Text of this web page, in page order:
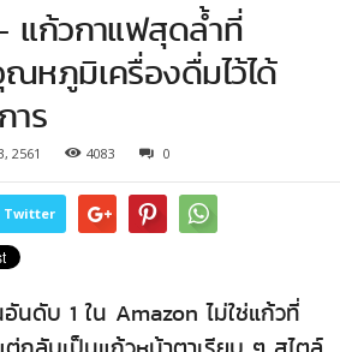
แก้วกาแฟสุดล้ำที่
หภูมิเครื่องดื่มไว้ได้
ร
2561 4083 0
Twitter
นดับ 1 ใน Amazon ไม่ใช่แก้วที่